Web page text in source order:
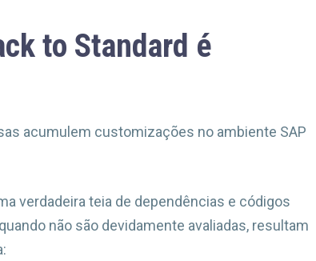
to Standard é
acumulem customizações no ambiente SAP
verdadeira teia de dependências e códigos
não são devidamente avaliadas, resultam